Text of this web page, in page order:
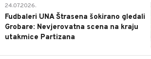
24.07.2026.
Fudbaleri UNA Štrasena šokirano gledali
Grobare: Nevjerovatna scena na kraju
utakmice Partizana